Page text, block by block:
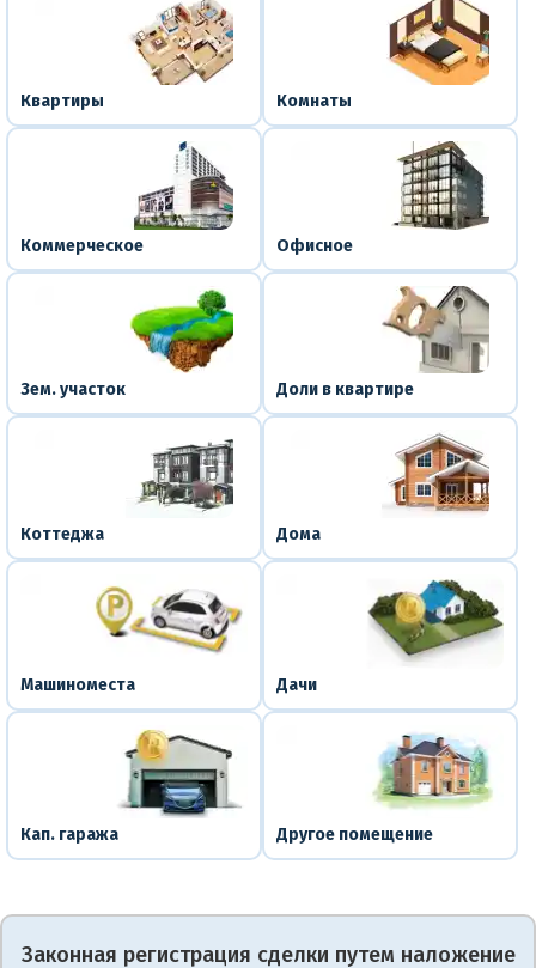
Квартиры Комнаты
Коммерческое Офисное
Зем. участок Доли в квартире
Коттеджа Дома
Машиноместа Дачи
Кап. гаража Другое помещение
Законная регистрация сделки путем наложение